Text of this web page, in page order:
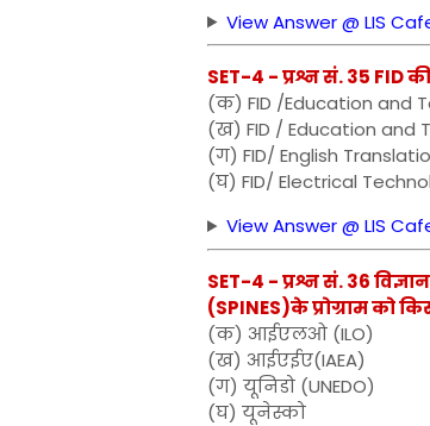
View Answer @ LIS
SET-4 - प्रश्न सं. 35 FID
(क) FID /Education and
(ख) FID / Education and
(ग) FID/ English
(घ) FID/ Electrical
View Answer @ LIS
SET-4 - प्रश्न सं. 36
(SPINES)के प्रोग्राम को
(क) आईएलओ (ILO)
(ख) आईएईए(IAEA)
(ग) यूनिडो (UNEDO)
(घ) यूनेस्को